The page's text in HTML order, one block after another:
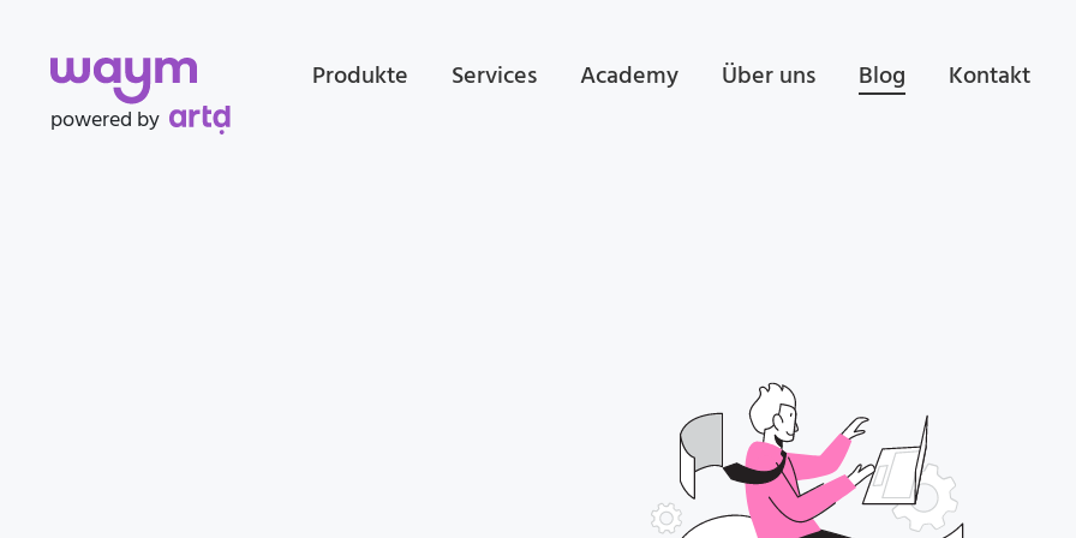
powered by
Produkte Services Academy Über uns Blog Kontakt